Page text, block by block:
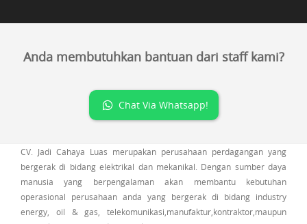
Anda membutuhkan bantuan dari staff kami?
Chat Via Whatsapp!
CV. Jadi Cahaya Luas merupakan perusahaan perdagangan yang
bergerak di bidang elektrikal dan mekanikal. Dengan sumber daya
manusia yang berpengalaman akan membantu kebutuhan
operasional perusahaan anda yang bergerak di bidang industry
energy, oil & gas, telekomunikasi,manufaktur,kontraktor,maupun